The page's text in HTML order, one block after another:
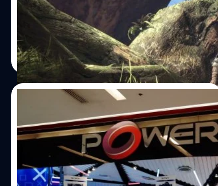
Thailand Game Show BIG Festival ปีนี้เลย ส่วนนึงเพราะ
เข้าใจว่าที่ผ่านมางานนี้น่าจะเน้นแต่เกมออนไลน์หรือเกมมือถือ
แต่ทว่า! ด้วยความเฟื่องฟูของตลาดคอนโซลในบ้านเราหรือจะ
ด้วยเมตตาจิตอันใดของโซนี่กับบันไดแนมโคก็ไม่อาจทราบ
ทำให้ในงานนี้เรามีบูธให้เล่นเดโมเกมถึงสองโซนแล้วก็มีเกมให้
ลองเยอะไม่ใช่เล่นๆเลย แต่ที่สะดุดตาผมและทำให้ผมยอม
ปลีกเวลาปั่นงานเพื่อไปงานในปีนี้ ก็คือเดโม่ Monster Hunter :
World ที่มาให้เราได้เล่นถึงที่ราวปาฏิหาริย์นี่แหละครับ โดยใน
พรีวิวนี้ ผมจะเล่าลักษณะของเดโม ฟีเจอร์ที่น่าสนใจ และ
ประสบการณ์คร่าวๆของผมจากการลงเควสไปรอบหนึ่งให้ฟัง
เผื่อใครที่มางานไม่ได้อยากจะอ่านแก้อยาก หรือใครที่สนใจ
จะมาลองเดโม่อยู่แล้ว ก็จะได้รู้ว่าต้องเจออะไรบ้าง เพ
ราะเควสในเดโม่มันมีเวลาแค่ 20 นาที ซึ่งอาจจะไม่พอให้ลอง
ทำนั่นทำนี่มากนักครับ สำหรับตัวบูธจะมีเครื่องให้ลองเล่น
ทั้งหมด 3 เครื่องครับ โดยสองเครื่องทางซ้ายจะเป็นเครื่อง
ภาธร สีวราภรณ์สกุล | 3198 days ago
Read More
ส่องสินค้าสุดล้ำใน Power Mall Electronica
Showcase คนรักเทคโนโลยีห้ามพลาด!
ช่วงนี้ใครกำลังมองหาเครื่องใช้ไฟฟ้าชุดใหม่ เช่นทีวีจอใหญ่ๆ
เครื่องทำกาแฟล้ำๆ หรืออุปกรณ์งานพ่อบ้านอย่างเครื่องซักผ้า
ต้องแวะไปดูงาน Power Mall Electronica Showcase ที่จัด